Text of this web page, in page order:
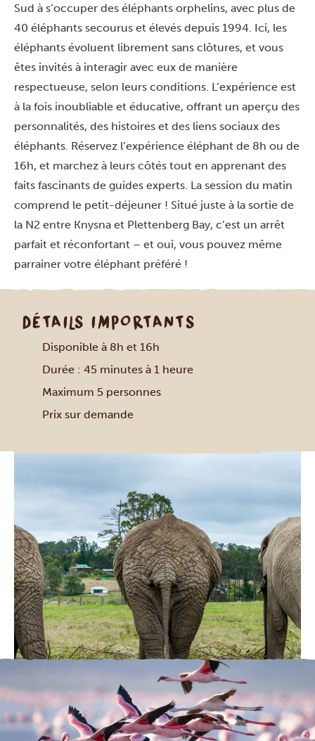
Sud à s’occuper des éléphants orphelins, avec plus de
40 éléphants secourus et élevés depuis 1994. Ici, les
éléphants évoluent librement sans clôtures, et vous
êtes invités à interagir avec eux de manière
respectueuse, selon leurs conditions. L’expérience est
à la fois inoubliable et éducative, offrant un aperçu des
personnalités, des histoires et des liens sociaux des
éléphants. Réservez l’expérience éléphant de 8h ou de
16h, et marchez à leurs côtés tout en apprenant des
faits fascinants de guides experts. La session du matin
comprend le petit-déjeuner ! Situé juste à la sortie de
la N2 entre Knysna et Plettenberg Bay, c’est un arrêt
parfait et réconfortant – et oui, vous pouvez même
parrainer votre éléphant préféré !
DÉTAILS IMPORTANTS
Disponible à 8h et 16h
Durée : 45 minutes à 1 heure
Maximum 5 personnes
Prix sur demande